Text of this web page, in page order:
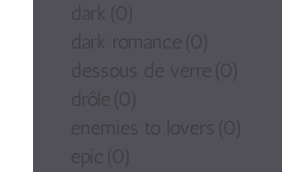
dark (0)
dark romance (0)
dessous de verre (0)
drôle (0)
enemies to lovers (0)
epic (0)